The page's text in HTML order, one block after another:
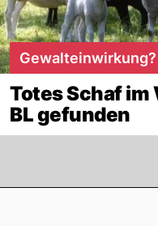
Gewalteinwirkung?
Totes Schaf im
BL gefunden